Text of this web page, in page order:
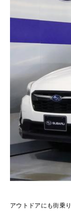
アウトドアにも街乗